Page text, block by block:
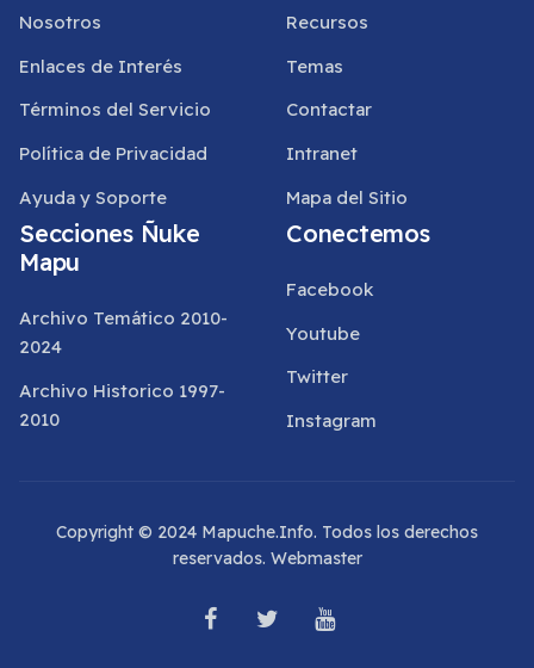
Nosotros
Enlaces de Interés
Términos del Servicio
Política de Privacidad
Ayuda y Soporte
Recursos
Temas
Contactar
Intranet
Mapa del Sitio
Secciones Ñuke
Mapu
Archivo Temático 2010-
2024
Archivo Historico 1997-
2010
Conectemos
Facebook
Youtube
Twitter
Instagram
Copyright © 2024 Mapuche.Info. Todos los derechos
reservados. Webmaster